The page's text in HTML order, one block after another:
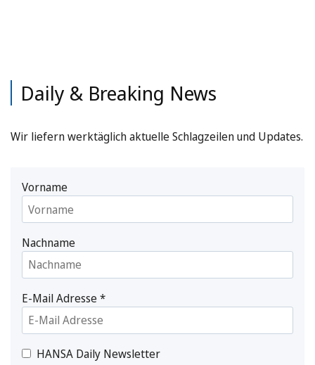
Daily & Breaking News
Wir liefern werktäglich aktuelle Schlagzeilen und Updates.
Vorname
Nachname
E-Mail Adresse*
HANSA Daily Newsletter